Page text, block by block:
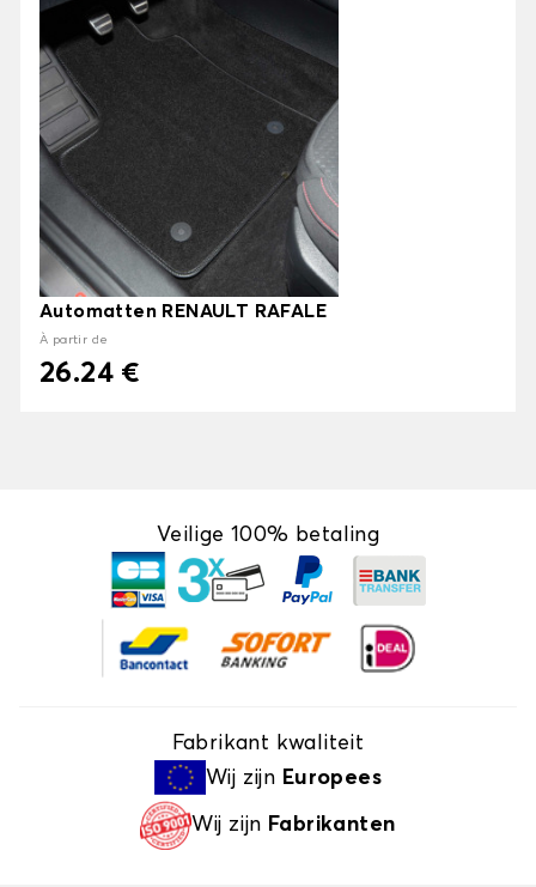
Automatten RENAULT RAFALE
À partir de
26.24 €
Veilige 100% betaling
Fabrikant kwaliteit
Wij zijn Europees
Wij zijn Fabrikanten